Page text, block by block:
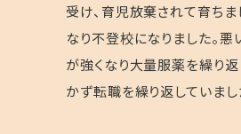
受け、育児放棄されて育ち
なり不登校になりました。
が強くなり大量服薬を繰り
かず転職を繰り返していまし